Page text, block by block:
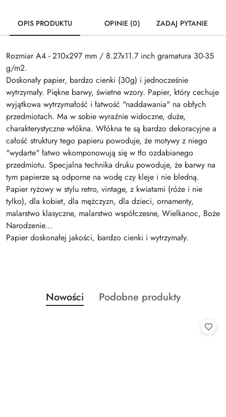
OPIS PRODUKTU OPINIE (0) ZADAJ PYTANIE
Rozmiar A4 - 210x297 mm / 8.27x11.7 inch gramatura 30-35
g/m2.
Doskonały papier, bardzo cienki (30g) i jednocześnie
wytrzymały. Piękne barwy, świetne wzory. Papier, który cechuje
wyjątkowa wytrzymałość i łatwość "naddawania" na obłych
przedmiotach. Ma w sobie wyraźnie widoczne, duże,
charakterystyczne włókna. Włókna te są bardzo dekoracyjne a
całość struktury tego papieru powoduje, że motywy z niego
"wydarte" łatwo wkomponowują się w tło ozdabianego
przedmiotu. Specjalna technika druku powoduje, że barwy na
tym papierze są odporne na wodę czy kleje i nie bledną.
Papier ryżowy w stylu retro, vintage, z kwiatami (róże i nie
tylko), dla kobiet, dla mężczyzn, dla dzieci, ornamenty,
malarstwo klasyczne, malarstwo współczesne, Wielkanoc, Boże
Narodzenie...
Papier doskonałej jakości, bardzo cienki i wytrzymały.
Pomiń karuzelę produktów
Produkty
o
Nowości
Produkty
Podobne produkty